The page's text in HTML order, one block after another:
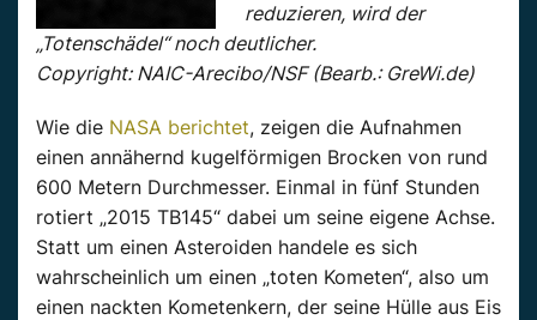
reduzieren, wird der
„Totenschädel“ noch deutlicher.
Copyright: NAIC-Arecibo/NSF (Bearb.: GreWi.de)
Wie die NASA berichtet, zeigen die Aufnahmen
einen annähernd kugelförmigen Brocken von rund
600 Metern Durchmesser. Einmal in fünf Stunden
rotiert „2015 TB145“ dabei um seine eigene Achse.
Statt um einen Asteroiden handele es sich
wahrscheinlich um einen „toten Kometen“, also um
einen nackten Kometenkern, der seine Hülle aus Eis